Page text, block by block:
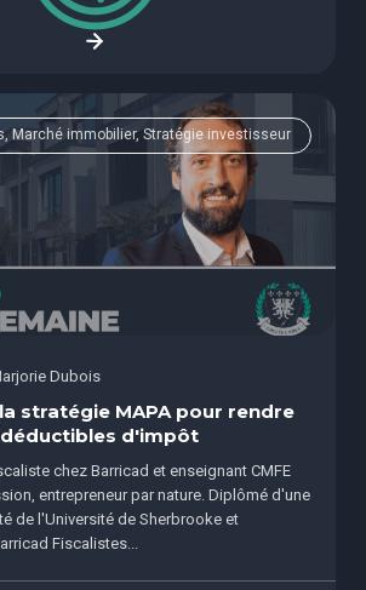
Marché immobilier, Stratégie investisseur
Dubois
stratégie MAPA pour rendre
d'impôt
chez Barricad et enseignant CMFE
entrepreneur par nature. Diplômé d'une
de l'Université de Sherbrooke et
Fiscalistes...